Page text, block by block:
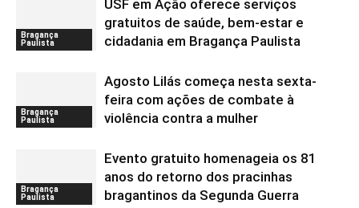
Bragança
Paulista
USF em Ação oferece serviços
gratuitos de saúde, bem-estar e
cidadania em Bragança Paulista
Bragança
Paulista
Agosto Lilás começa nesta sexta-
feira com ações de combate à
violência contra a mulher
Bragança
Paulista
Evento gratuito homenageia os 81
anos do retorno dos pracinhas
bragantinos da Segunda Guerra